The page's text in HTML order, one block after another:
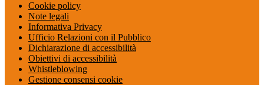
Cookie policy
Note legali
Informativa Privacy
Ufficio Relazioni con il Pubblico
Dichiarazione di accessibilità
Obiettivi di accessibilità
Whistleblowing
Gestione consensi cookie